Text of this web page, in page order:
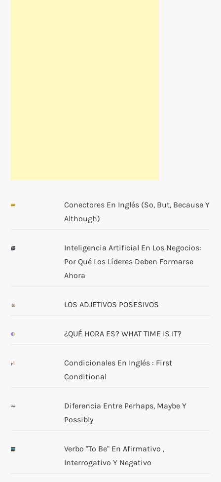
Conectores En Inglés (so, But, Because Y
Although)
Inteligencia Artificial En Los Negocios:
Por Qué Los Líderes Deben Formarse
Ahora
LOS ADJETIVOS POSESIVOS
¿QUÉ HORA ES? WHAT TIME IS IT?
Condicionales En Inglés : First
Conditional
Diferencia Entre Perhaps, Maybe Y
Possibly
Verbo "to Be" En Afirmativo ,
Interrogativo Y Negativo